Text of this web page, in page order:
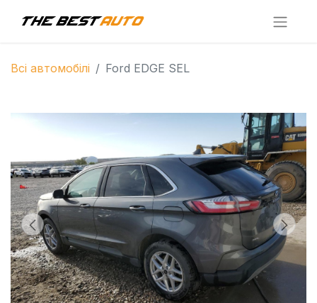
Всі автомобілі Ford EDGE SEL